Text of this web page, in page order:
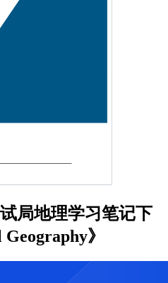
局地理学习笔记下
》